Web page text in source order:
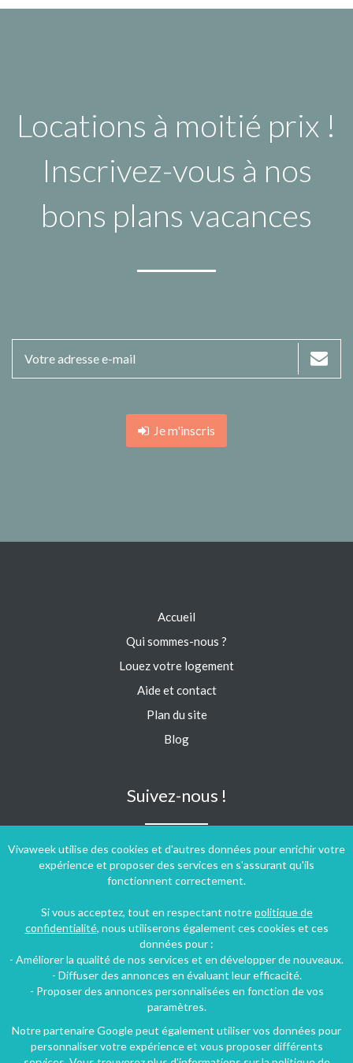
Locations à moitié prix !
Inscrivez-vous à nos
bons plans vacances
Je m'inscris
Vivaweek utilise des cookies et d'autres données pour enrichir votre
expérience et proposer des services en s'assurant qu'ils
fonctionnent correctement.
Si vous acceptez, tout en respectant notrepolitique de
confidentialité, nous utiliserons également ces cookies et ces
données pour :
- Améliorer la qualité de nos services et en développer de nouveaux.
- Diffuser des annonces en évaluant leur efficacité.
- Proposer des annonces personnalisées en fonction de vos
paramètres.
Notre partenaire Google peut également utiliser vos données pour
personnaliser votre expérience et vous proposer différents
Accueil
Qui sommes-nous ?
Louez votre logement
Aide et contact
Plan du site
Blog
Suivez-nous !
Conditions générales d'utilisation- Politique de confidentialité